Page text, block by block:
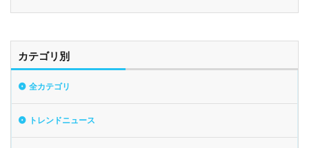
カテゴリ別
全カテゴリ
トレンドニュース